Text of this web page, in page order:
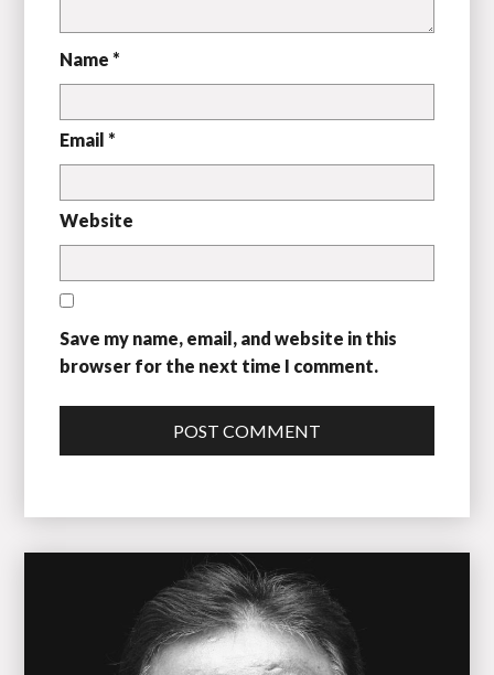
Name *
Email *
Website
Save my name, email, and website in this
browser for the next time I comment.
POST COMMENT